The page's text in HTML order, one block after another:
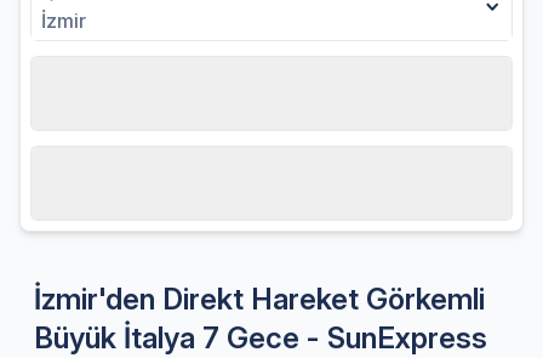
İzmir
İzmir'den Direkt Hareket Görkemli
Büyük İtalya 7 Gece - SunExpress